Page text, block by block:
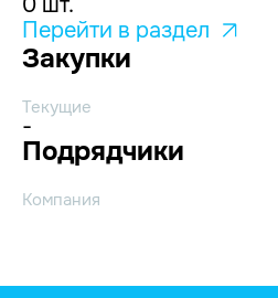
Перейти в раздел
Закупки
Текущие
-
Подрядчики
Компания